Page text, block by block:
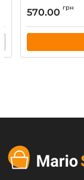
570.00 грн